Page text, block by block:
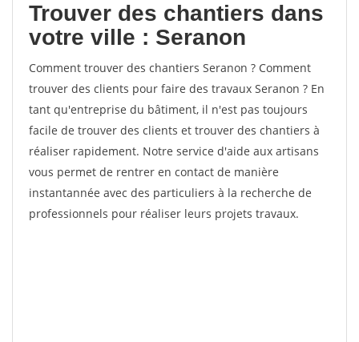
Trouver des chantiers dans
votre ville : Seranon
Comment trouver des chantiers Seranon ? Comment
trouver des clients pour faire des travaux Seranon ? En
tant qu'entreprise du bâtiment, il n'est pas toujours
facile de trouver des clients et trouver des chantiers à
réaliser rapidement. Notre service d'aide aux artisans
vous permet de rentrer en contact de manière
instantannée avec des particuliers à la recherche de
professionnels pour réaliser leurs projets travaux.